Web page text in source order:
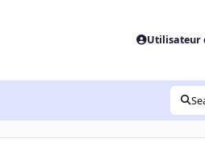
Utilisateur